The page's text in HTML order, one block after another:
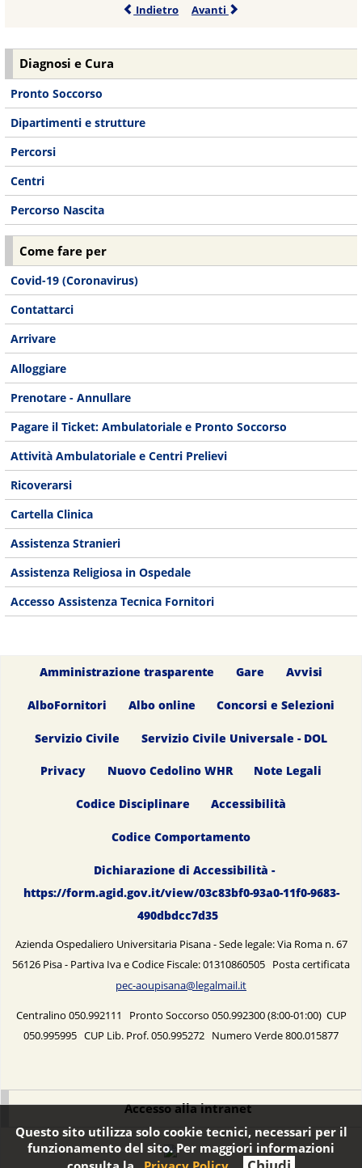
Indietro Avanti
Diagnosi e Cura
Pronto Soccorso
Dipartimenti e strutture
Percorsi
Centri
Percorso Nascita
Come fare per
Covid-19 (Coronavirus)
Contattarci
Arrivare
Alloggiare
Prenotare - Annullare
Pagare il Ticket: Ambulatoriale e Pronto Soccorso
Attività Ambulatoriale e Centri Prelievi
Ricoverarsi
Cartella Clinica
Assistenza Stranieri
Assistenza Religiosa in Ospedale
Accesso Assistenza Tecnica Fornitori
Amministrazione trasparente Gare Avvisi
AlboFornitori Albo online Concorsi e Selezioni
Servizio Civile Servizio Civile Universale - DOL
Privacy Nuovo Cedolino WHR Note Legali
Codice Disciplinare Accessibilità
Codice Comportamento
Dichiarazione di Accessibilità -
https://form.agid.gov.it/view/03c83bf0-93a0-11f0-9683-
490dbdcc7d35
Azienda Ospedaliero Universitaria Pisana - Sede legale: Via Roma n. 67
56126 Pisa - Partiva Iva e Codice Fiscale: 01310860505 Posta certificata
pec-aoupisana@legalmail.it
Centralino 050.992111 Pronto Soccorso 050.992300 (8:00-01:00) CUP
050.995995 CUP Lib. Prof. 050.995272 Numero Verde 800.015877
Accesso alla intranet
Questo sito utilizza solo cookie tecnici, necessari per il
funzionamento del sito. Per maggiori informazioni